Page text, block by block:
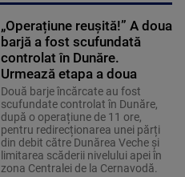
„Operațiune reușită!” A doua
barjă a fost scufundată
controlat în Dunăre.
Urmează etapa a doua
Două barje încărcate au fost
scufundate controlat în Dunăre,
după o operațiune de 11 ore,
pentru redirecționarea unei părți
din debit către Dunărea Veche și
limitarea scăderii nivelului apei în
zona Centralei de la Cernavodă.